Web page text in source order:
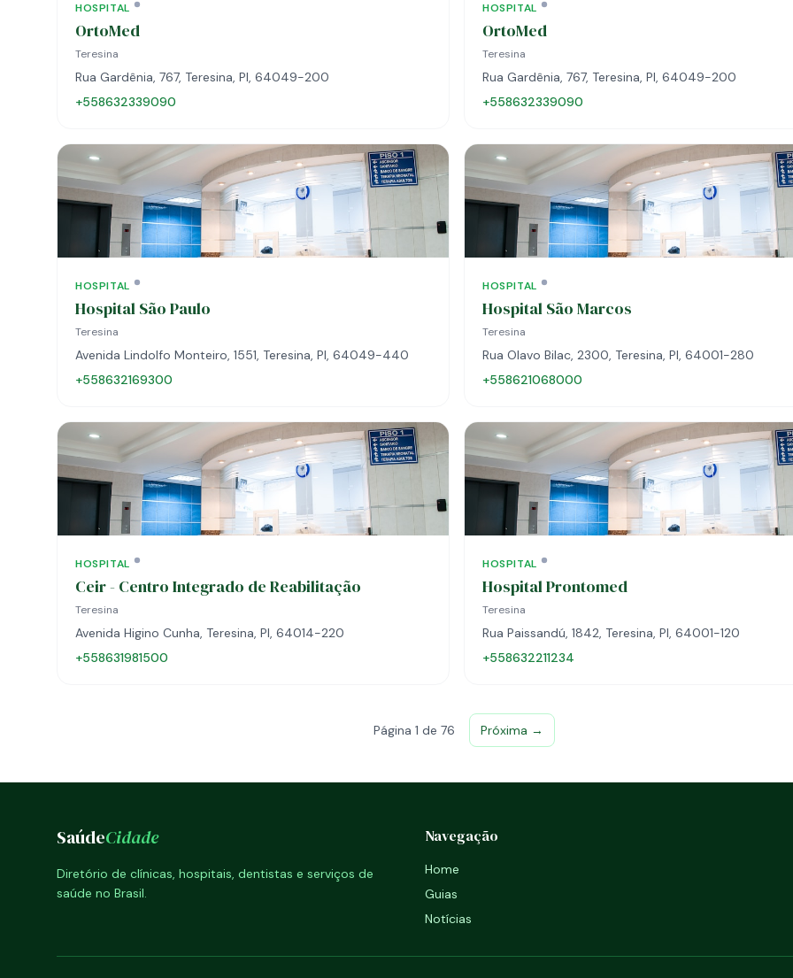
HOSPITAL
OrtoMed
Teresina
Rua Gardênia, 767, Teresina, PI, 64049-200
+558632339090
HOSPITAL
OrtoMed
Teresina
Rua Gardênia, 767, Teresina, PI, 64049-200
+558632339090
HOSPITAL
Hospital São Paulo
Teresina
Avenida Lindolfo Monteiro, 1551, Teresina, PI, 64049-440
+558632169300
HOSPITAL
Hospital São Marcos
Teresina
Rua Olavo Bilac, 2300, Teresina, PI, 64001-280
+558621068000
HOSPITAL
Ceir - Centro Integrado de Reabilitação
Teresina
Avenida Higino Cunha, Teresina, PI, 64014-220
+558631981500
HOSPITAL
Hospital Prontomed
Teresina
Rua Paissandú, 1842, Teresina, PI, 64001-120
+558632211234
Página 1 de 76 Próxima →
SaúdeCidade
Diretório de clínicas, hospitais, dentistas e serviços de
saúde no Brasil.
Navegação
Home
Guias
Notícias